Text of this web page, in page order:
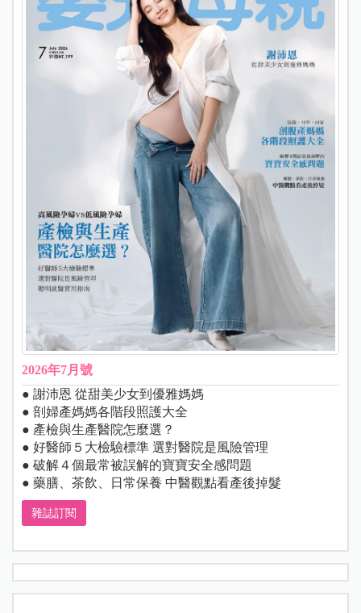
2026年7月號
● 謝沛恩 從甜美少女到優雅媽媽
● 剖婦產媽媽各階段照護大全
● 產檢與生產醫院怎麼選？
● 好醫師５大檢驗標準 選對醫院是風險管理
● 破解４個最常被誤解的寶寶安全感問題
● 藥膳、茶飲、日常保養 中醫觀點看產後掉髮
雜誌訂閱